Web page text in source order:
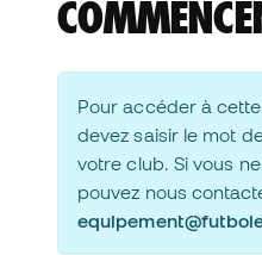
Pour accéder à
devez saisir le mot
votre club. Si vous
pouvez nous